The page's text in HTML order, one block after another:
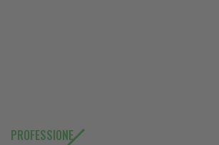
PROFESSIONE